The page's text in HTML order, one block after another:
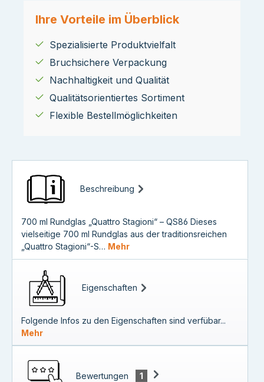
Ihre Vorteile im Überblick
Spezialisierte Produktvielfalt
Bruchsichere Verpackung
Nachhaltigkeit und Qualität
Qualitätsorientiertes Sortiment
Flexible Bestellmöglichkeiten
Beschreibung
700 ml Rundglas „Quattro Stagioni“ – QS86 Dieses
vielseitige 700 ml Rundglas aus der traditionsreichen
„Quattro Stagioni“-S… Mehr
Eigenschaften
Folgende Infos zu den Eigenschaften sind verfübar...
Mehr
Bewertungen 1